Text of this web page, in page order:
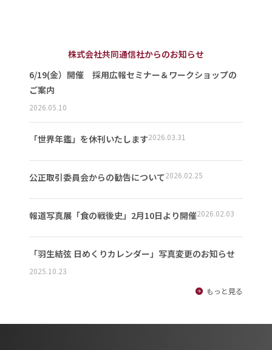
株式会社共同通信社からのお知らせ
6/19(金）開催 採用広報セミナー＆ワークショップの
ご案内
2026.05.10
「世界年鑑」を休刊いたします2026.03.31
公正取引委員会からの勧告について2026.02.25
報道写真展「食の戦後史」2月10日より開催2026.02.03
「羽生結弦 日めくりカレンダー」写真変更のお知らせ
2025.10.23
もっと見る